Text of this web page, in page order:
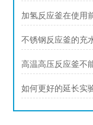
加氢反应釜在使用
不锈钢反应釜的充
高温高压反应釜不
如何更好的延长实